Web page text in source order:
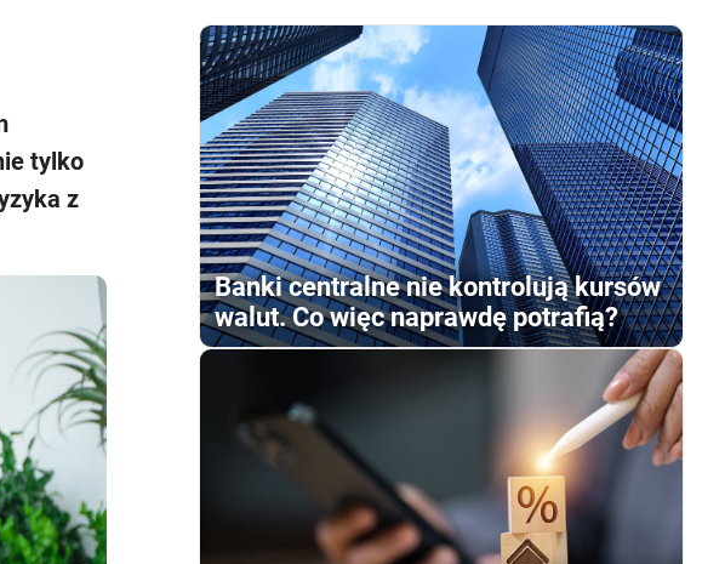
tylko
z
Banki centralne nie kontrolują kursów
walut. Co więc naprawdę potrafią?